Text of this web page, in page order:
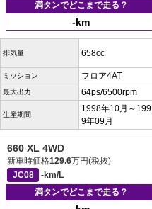
満タンでどこまで走る？
-km
排気量 658cc
ミッション フロア4AT
最大出力 64ps/6500rpm
生産期間
1998年10月～199
9年09月
660 XL 4WD
新車時価格129.6万円(税抜)
JC08
-km/L
満タンでどこまで走る？